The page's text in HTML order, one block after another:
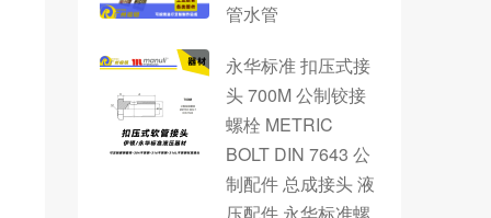
管水管
永华标准 扣压式接
头 700M 公制铰接
螺栓 METRIC
BOLT DIN 7643 公
制配件 总成接头 液